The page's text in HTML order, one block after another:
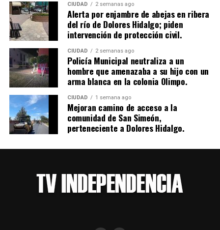
CIUDAD 2 semanas ago
Alerta por enjambre de abejas en ribera
del río de Dolores Hidalgo; piden
intervención de protección civil.
CIUDAD 2 semanas ago
Policía Municipal neutraliza a un
hombre que amenazaba a su hijo con un
arma blanca en la colonia Olimpo.
CIUDAD 1 semana ago
Mejoran camino de acceso a la
comunidad de San Simeón,
perteneciente a Dolores Hidalgo.